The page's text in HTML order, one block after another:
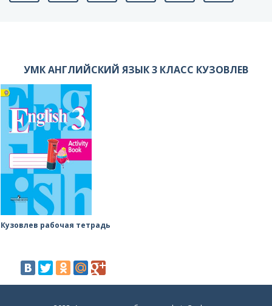
УМК АНГЛИЙСКИЙ ЯЗЫК 3 КЛАСС КУЗОВЛЕВ
Кузовлев рабочая тетрадь